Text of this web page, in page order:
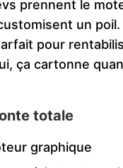
prennent le
un
pour
ça cartonne
totale
graphique